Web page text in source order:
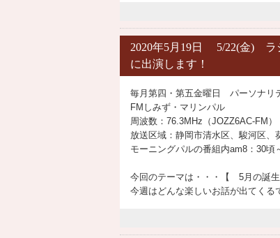
2020年5月19日 5/22(金)
に出演します！
毎月第四・第五金曜日 パーソナリ
FMしみず・マリンパル
周波数：76.3MHz（JOZZ6AC-FM）
放送区域：静岡市清水区、駿河区
モーニングパルの番組内am8：30頃
今回のテーマは・・・【 5月の誕
今週はどんな楽しいお話が出てくる